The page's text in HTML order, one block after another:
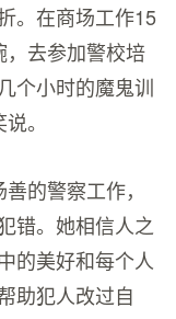
。在商场工作15
去参加警校培
个小时的魔鬼训
。
的警察工作，
错。她相信人之
的美好和每个人
助犯人改过自